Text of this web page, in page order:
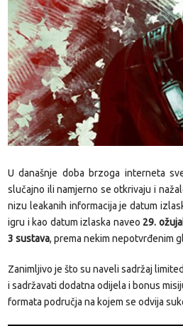
U današnje doba brzoga interneta
slučajno ili namjerno se otkrivaju i
nizu leakanih informacija je datum
igru i kao datum izlaska naveo 29.
3 sustava, prema nekim nepotvrđenim
Zanimljivo je što su naveli sadržaj
i sadržavati dodatna odijela i bonus
formata područja na kojem se odvija